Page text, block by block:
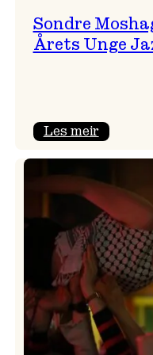
Sondre
Årets Unge
Les meir:
Lightning
Trio
–
Årets
Unge
2024